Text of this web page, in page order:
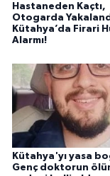
Hastaneden Kaçtı,
Otogarda
Kütahya’da Firari
Alarmı!
Kütahya'yı yasa
Genç doktorun